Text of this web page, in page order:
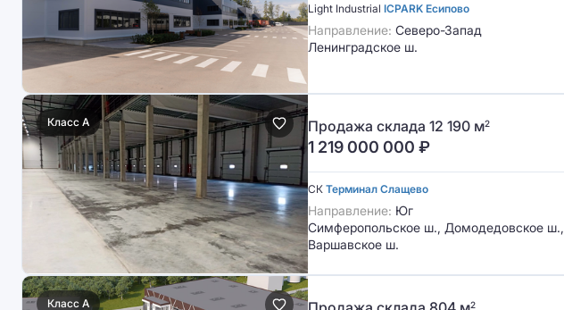
Light Industrial ICPARK Есипово
Направление: Северо-Запад
Ленинградское ш.
Класс A Продажа склада 12 190 м2
1 219 000 000 ₽
СК Терминал Слащево
Направление: Юг
Симферопольское ш., Домодедовское ш.,
Варшавское ш.
Класс A 2